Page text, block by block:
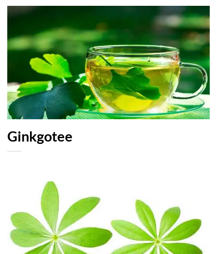
Ginkgotee